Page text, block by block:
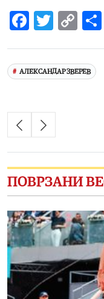
Facebook
АЛЕКСАНДАР ЗВЕРЕВ
ПОВРЗАНИ